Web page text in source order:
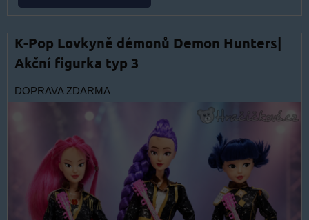
K-Pop Lovkyně démonů Demon Hunters|
Akční figurka typ 3
DOPRAVA ZDARMA